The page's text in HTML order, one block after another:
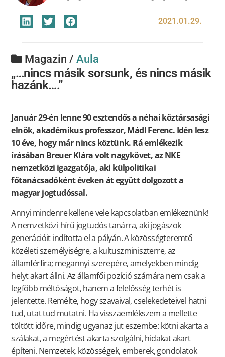
2021.01.29.
Magazin /Aula
„…nincs másik sorsunk, és nincs másik
hazánk….”
Január 29-én lenne 90 esztendős a néhai köztársasági
elnök, akadémikus professzor, Mádl Ferenc. Idén lesz
10 éve, hogy már nincs köztünk. Rá emlékezik
írásában Breuer Klára volt nagykövet, az NKE
nemzetközi igazgatója, aki külpolitikai
főtanácsadóként éveken át együtt dolgozott a
magyar jogtudóssal.
Annyi mindenre kellene vele kapcsolatban emlékeznünk!
A nemzetközi hírű jogtudós tanárra, aki jogászok
generációit indította el a pályán. A közösségteremtő
közéleti személyiségre, a kultuszminiszterre, az
államférfira; megannyi szerepére, amelyekben mindig
helyt akart állni. Az államfői pozíció számára nem csak a
legfőbb méltóságot, hanem a felelősség terhét is
jelentette. Remélte, hogy szavaival, cselekedeteivel hatni
tud, utat tud mutatni. Ha visszaemlékszem a mellette
töltött időre, mindig ugyanaz jut eszembe: kötni akarta a
szálakat, a megértést akarta szolgálni, hidakat akart
építeni. Nemzetek, közösségek, emberek, gondolatok